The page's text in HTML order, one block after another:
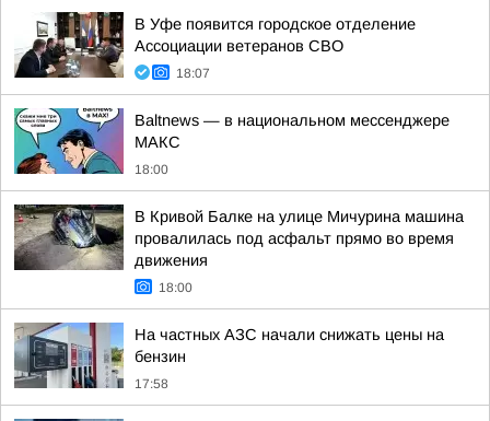
В Уфе появится городское отделение
Ассоциации ветеранов СВО
18:07
Baltnews — в национальном мессенджере
МАКС
18:00
В Кривой Балке на улице Мичурина машина
провалилась под асфальт прямо во время
движения
18:00
На частных АЗС начали снижать цены на
бензин
17:58